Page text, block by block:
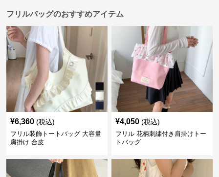
フリルバッグのおすすめアイテム
¥6,360 (税込)
フリル装飾トートバッグ 大容量
肩掛け 合皮
¥4,050 (税込)
フリル 花柄刺繍付き肩掛けトー
トバッグ